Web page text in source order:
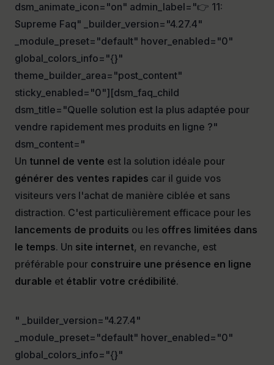
dsm_animate_icon="on" admin_label="👉 11:
Supreme Faq" _builder_version="4.27.4"
_module_preset="default" hover_enabled="0"
global_colors_info="{}"
theme_builder_area="post_content"
sticky_enabled="0"][dsm_faq_child
dsm_title="Quelle solution est la plus adaptée pour
vendre rapidement mes produits en ligne ?"
dsm_content="
Un tunnel de vente est la solution idéale pour
générer des ventes rapides car il guide vos
visiteurs vers l'achat de manière ciblée et sans
distraction. C'est particulièrement efficace pour les
lancements de produits ou les offres limitées dans
le temps. Un site internet, en revanche, est
préférable pour construire une présence en ligne
durable et établir votre crédibilité.
" _builder_version="4.27.4"
_module_preset="default" hover_enabled="0"
global_colors_info="{}"